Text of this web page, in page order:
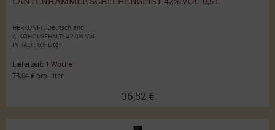
HERKUNFT: Deutschland
ALKOHOLGEHALT: 42,0% Vol
INHALT: 0,5 Liter
Lieferzeit: 1 Woche
73,04 € pro Liter
36,52 €